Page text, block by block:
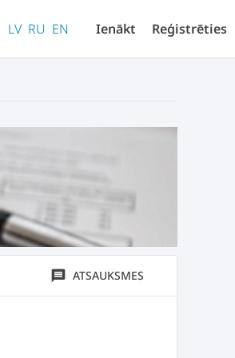
LV RU EN Ienākt Reģistrēties
message ATSAUKSMES